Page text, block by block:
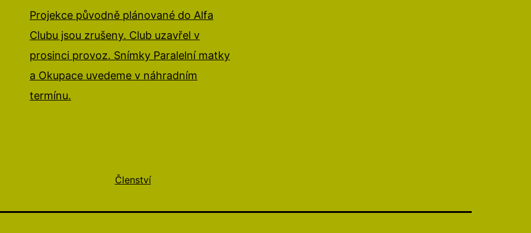
Projekce původně plánované do Alfa
Clubu jsou zrušeny. Club uzavřel v
prosinci provoz. Snímky Paralelní matky
a Okupace uvedeme v náhradním
termínu.
Členství